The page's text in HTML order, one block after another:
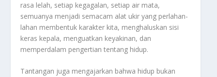
rasa lelah, setiap kegagalan, setiap air mata,
semuanya menjadi semacam alat ukir yang perlahan-
lahan membentuk karakter kita, menghaluskan sisi
keras kepala, menguatkan keyakinan, dan
memperdalam pengertian tentang hidup.
Tantangan juga mengajarkan bahwa hidup bukan